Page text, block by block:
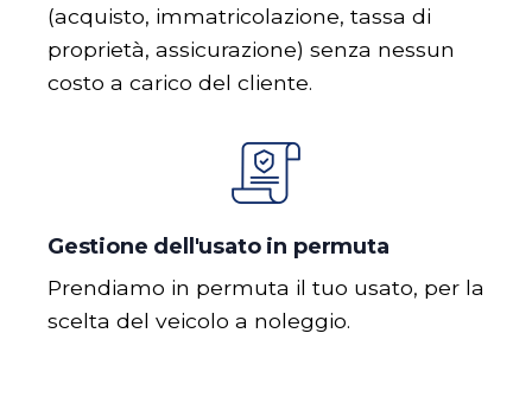
(acquisto, immatricolazione, tassa di
proprietà, assicurazione) senza nessun
costo a carico del cliente.
Gestione dell'usato in permuta
Prendiamo in permuta il tuo usato, per la
scelta del veicolo a noleggio.